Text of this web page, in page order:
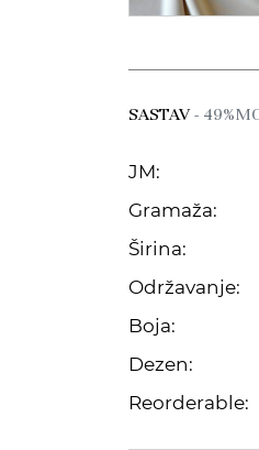
SASTAV-
JM:
Gramaža:
Širina:
Održavanje:
Boja:
Dezen:
Reorderable: